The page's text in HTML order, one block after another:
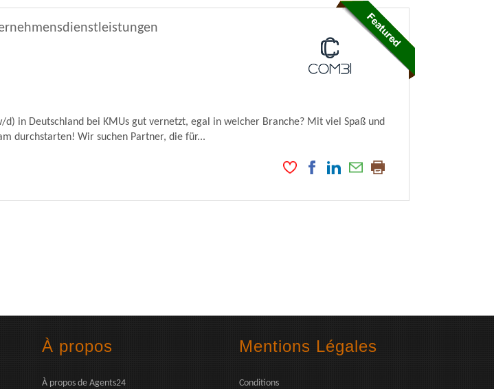
in Deutschland bei KMUs gut vernetzt, egal in welcher Branche? Mit viel Spaß und
durchstarten! Wir suchen Partner, die für...
À propos
À propos de Agents24
Mentions Légales
Conditions